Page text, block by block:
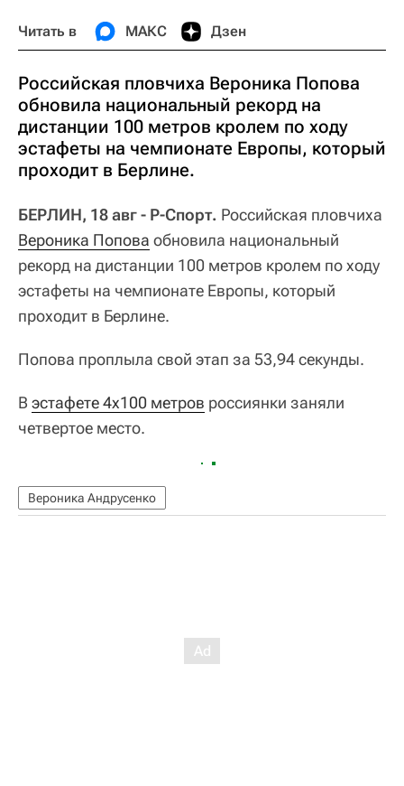
Читать в МАКС Дзен
Российская пловчиха Вероника Попова
обновила национальный рекорд на
дистанции 100 метров кролем по ходу
эстафеты на чемпионате Европы, который
проходит в Берлине.
БЕРЛИН, 18 авг - Р-Спорт. Российская пловчиха
Вероника Попова обновила национальный
рекорд на дистанции 100 метров кролем по ходу
эстафеты на чемпионате Европы, который
проходит в Берлине.
Попова проплыла свой этап за 53,94 секунды.
В эстафете 4х100 метров россиянки заняли
четвертое место.
Вероника Андрусенко